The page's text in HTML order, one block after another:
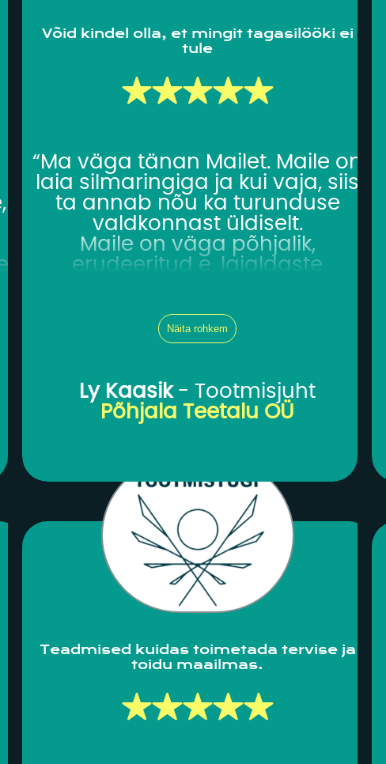
Võid kindel olla, et mingit tagasilööki ei
tule
“Ma väga tänan Mailet. Maile on
laia silmaringiga ja kui vaja, siis
ta annab nõu ka turunduse
valdkonnast üldiselt.
Maile on väga põhjalik,
erudeeritud e. laialdaste
Maile annab ka enesekindlust ja
tuge, kui miskit valesti läheb,
on jälle korras.
”
Näita rohkem
Ly Kaasik- Tootmisjuht
Põhjala Teetalu OÜ
Teadmised kuidas toimetada tervise ja
toidu maailmas.